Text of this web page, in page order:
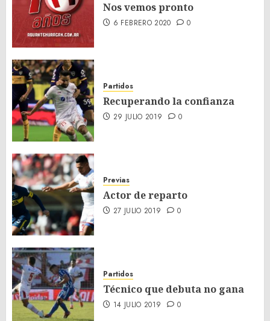
Nos vemos pronto
6 FEBRERO 2020 0
Partidos
Recuperando la confianza
29 JULIO 2019 0
Previas
Actor de reparto
27 JULIO 2019 0
Partidos
Técnico que debuta no gana
14 JULIO 2019 0